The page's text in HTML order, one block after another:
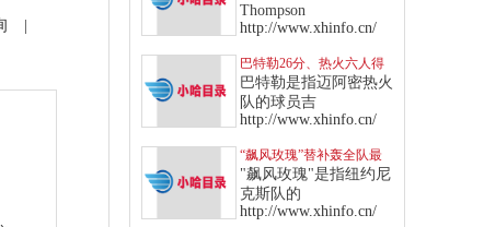
|
能作罢
Thompson
http://www.xhinfo.cn/
巴特勒26分、热火六人得
分上双，挡住绿衫军反扑
攻势
巴特勒是指迈阿密热火
队的球员吉
http://www.xhinfo.cn/
“飙风玫瑰”替补轰全队最
高，率领纽约尼克斯击退
快船
"飙风玫瑰"是指纽约尼
克斯队的
http://www.xhinfo.cn/